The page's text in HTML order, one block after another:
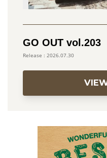
GO OUT vol.203
2026.07.30